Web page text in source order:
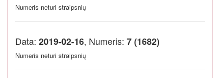
Numeris neturi straipsnių
Data: 2019-02-16, Numeris: 7 (1682)
Numeris neturi straipsnių